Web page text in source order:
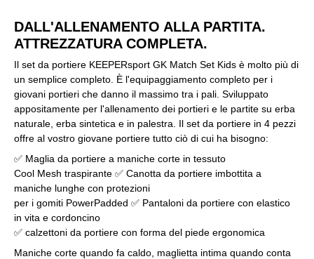
DALL'ALLENAMENTO ALLA PARTITA.
ATTREZZATURA COMPLETA.
Il set da portiere KEEPERsport GK Match Set Kids è molto più di
un semplice completo. È l'equipaggiamento completo per i
giovani portieri che danno il massimo tra i pali. Sviluppato
appositamente per l'allenamento dei portieri e le partite su erba
naturale, erba sintetica e in palestra. Il set da portiere in 4 pezzi
offre al vostro giovane portiere tutto ciò di cui ha bisogno:
✅ Maglia da portiere a maniche corte in tessuto
Cool Mesh traspirante ✅ Canotta da portiere imbottita a
maniche lunghe con protezioni
per i gomiti PowerPadded ✅ Pantaloni da portiere con elastico
in vita e cordoncino
✅ calzettoni da portiere con forma del piede ergonomica
Maniche corte quando fa caldo, maglietta intima quando conta